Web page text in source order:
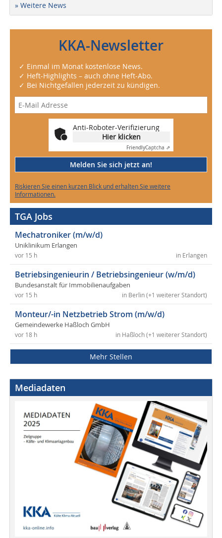
» Weitere News
KKA-Newsletter
✓ Einmal im Monat kostenlose News.
✓ Heft-Highlights – auch ohne Heft-Abo.
✓ Bei Nichtgefallen jederzeit zu kündigen.
Anti-Roboter-Verifizierung
Hier klicken
FriendlyCaptcha ⇗
Melden Sie sich jetzt an!
Riskieren Sie einen kurzen Blick und erhalten Sie weitere
Informationen.
TGA Jobs
Mechatroniker (m/w/d)
Uniklinikum Erlangen
in Erlangen
vor 15 h
Betriebsingenieurin / Betriebsingenieur (w/m/d)
Bundesanstalt für Immobilienaufgaben
in Berlin (+1 weiterer Standort)
vor 15 h
Monteur/-in Netzbetrieb Strom (m/w/d)
Gemeindewerke Haßloch GmbH
in Haßloch (+1 weiterer Standort)
vor 18 h
Mehr Stellen
Mediadaten